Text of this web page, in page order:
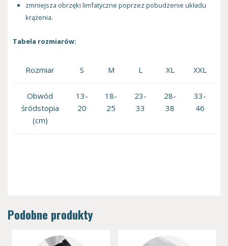
zmniejsza obrzęki limfatyczne poprzez pobudzenie układu
krążenia.
Tabela rozmiarów:
Rozmiar S M L XL XXL
Obwód
śródstopia
(cm)
13-
20
18-
25
23-
33
28-
38
33-
46
Podobne produkty